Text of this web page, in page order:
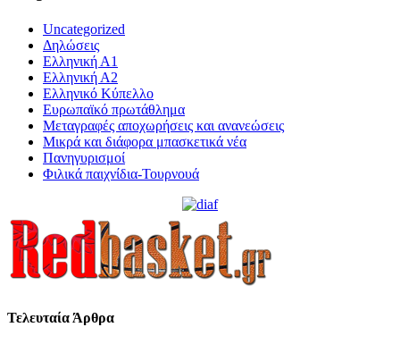
Uncategorized
Δηλώσεις
Ελληνική Α1
Ελληνική Α2
Ελληνικό Κύπελλο
Ευρωπαϊκό πρωτάθλημα
Μεταγραφές αποχωρήσεις και ανανεώσεις
Μικρά και διάφορα μπασκετικά νέα
Πανηγυρισμοί
Φιλικά παιχνίδια-Τουρνουά
Τελευταία Άρθρα